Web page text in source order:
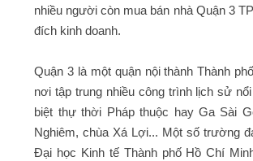
nhiều người còn mua bán nhà Quận 3
đích kinh doanh.
Quận 3 là một quận nội thành Thành
nơi tập trung nhiều công trình lịch sử
biệt thự thời Pháp thuộc hay Ga Sài
Nghiêm, chùa Xá Lợi... Một số trường
Đại học Kinh tế Thành phố Hồ Chí